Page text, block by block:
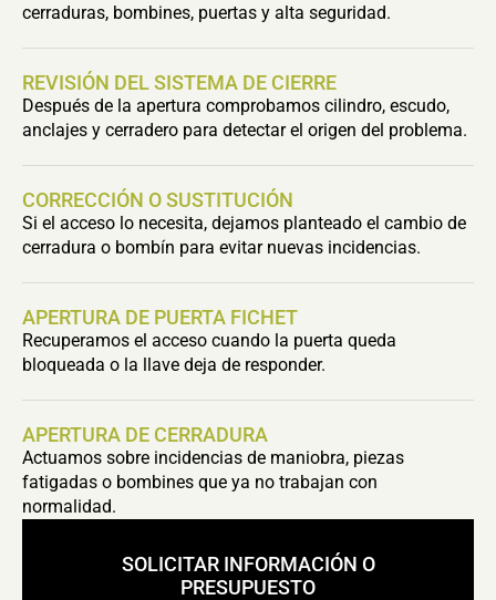
cerraduras, bombines, puertas y alta seguridad.
REVISIÓN DEL SISTEMA DE CIERRE
Después de la apertura comprobamos cilindro, escudo,
anclajes y cerradero para detectar el origen del problema.
CORRECCIÓN O SUSTITUCIÓN
Si el acceso lo necesita, dejamos planteado el cambio de
cerradura o bombín para evitar nuevas incidencias.
APERTURA DE PUERTA FICHET
Recuperamos el acceso cuando la puerta queda
bloqueada o la llave deja de responder.
APERTURA DE CERRADURA
Actuamos sobre incidencias de maniobra, piezas
fatigadas o bombines que ya no trabajan con
normalidad.
SOLICITAR INFORMACIÓN O
PRESUPUESTO